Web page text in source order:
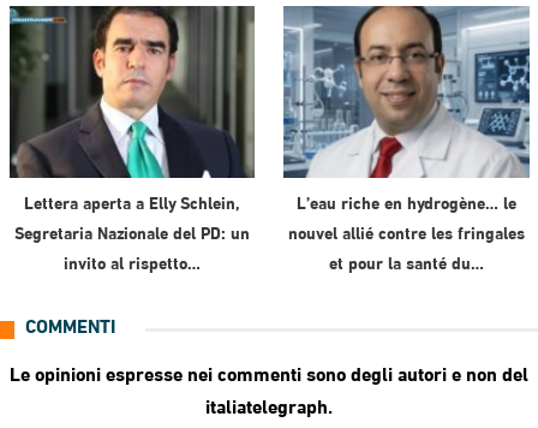
Lettera aperta a Elly Schlein,
Segretaria Nazionale del PD: un
invito al rispetto…
L’eau riche en hydrogène… le
nouvel allié contre les fringales
et pour la santé du…
COMMENTI
Le opinioni espresse nei commenti sono degli autori e non del
italiatelegraph.